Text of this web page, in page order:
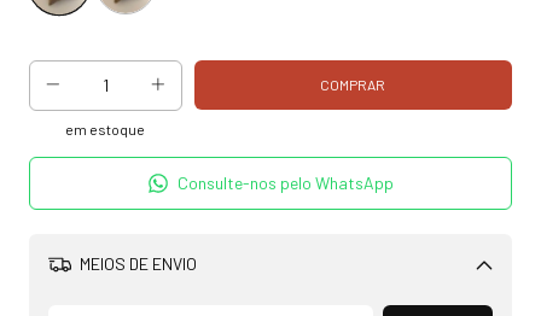
em estoque
Consulte-nos pelo WhatsApp
MEIOS DE ENVIO
Alterar CEP